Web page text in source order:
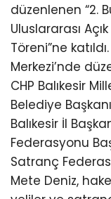
düzenlenen “2.
Uluslararası
Töreni”ne katıldı.
Merkezi’nde
CHP Balıkesir
Belediye
Balıkesir İl
Federasyonu
Satranç
Mete Deniz,